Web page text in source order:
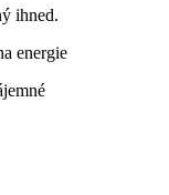
ihned.
energie